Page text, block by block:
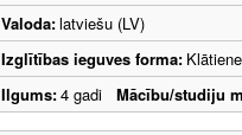
Valoda:latviešu (LV)
Izglītības ieguves forma: Klātiene
Ilgums:4 gadi Mācību/studiju